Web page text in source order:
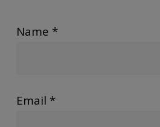
Name *
Email *